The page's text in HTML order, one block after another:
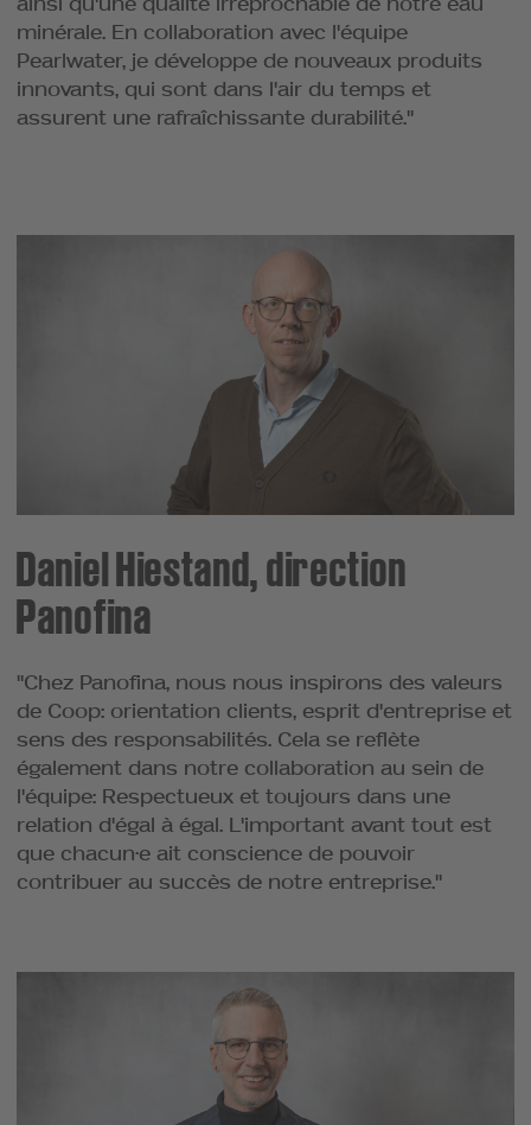
minérale. En collaboration avec l'équipe
Pearlwater, je développe de nouveaux produits
innovants, qui sont dans l'air du temps et
assurent une rafraîchissante durabilité."
Daniel Hiestand, direction
Panofina
"Chez Panofina, nous nous inspirons des valeurs
de Coop: orientation clients, esprit d'entreprise et
sens des responsabilités. Cela se reflète
également dans notre collaboration au sein de
l'équipe: Respectueux et toujours dans une
relation d'égal à égal. L'important avant tout est
que chacun·e ait conscience de pouvoir
contribuer au succès de notre entreprise."